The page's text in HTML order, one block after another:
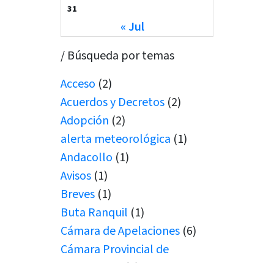
31
« Jul
/ Búsqueda por temas
Acceso (2)
Acuerdos y Decretos (2)
Adopción (2)
alerta meteorológica (1)
Andacollo (1)
Avisos (1)
Breves (1)
Buta Ranquil (1)
Cámara de Apelaciones (6)
Cámara Provincial de